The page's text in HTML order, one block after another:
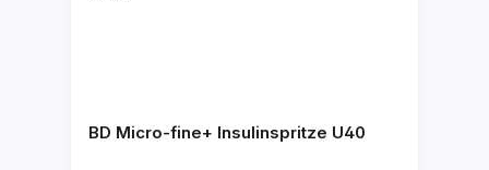
BD Micro-fine+ Insulinspritze U40